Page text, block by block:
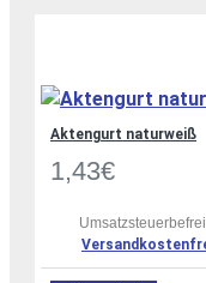
Aktengurt naturweiß
1,43€